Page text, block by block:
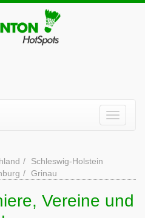
Schleswig-Holstein
Grinau
Vereine und